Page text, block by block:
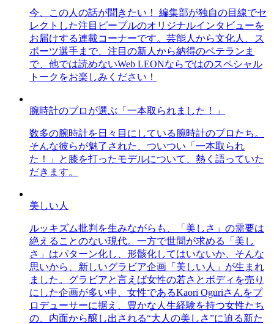
今、この人の話が聞きたい！ 編集部が独自の目線でセ
レクトした注目ピープルのオリジナルインタビューを
お届けする連載コーナーです。芸能人から文化人、ス
ポーツ選手まで、注目の新人から納得のベテランま
で、他では読めないWeb LEONならではのスペシャル
トークをお楽しみください！
腕時計のプロが選ぶ「一本取られました！」
数多の腕時計を日々目にしている腕時計のプロたち。
そんな彼らが魅了された、ついつい「一本取られ
た！」と膝を打ったモデルについて、熱く語っていた
だきます。
美しい人
ルッキズム批判を生みながらも、「美しさ」の需要は
絶えることのない現代。一方で世間が求める「美し
さ」はパターン化し、形骸化してはいないか、そんな
思いから、新しいグラビア企画「美しい人」が生まれ
ました。グラビアと言えば女性の若さとボディを売り
にした企画が多い中、女性であるKaori Oguriさんをプ
ロデューサーに据え、豊かな人生経験を持つ女性たち
の、内面から醸し出される“大人の美しさ”に迫る新た